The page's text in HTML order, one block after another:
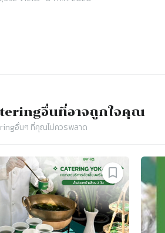
อื่นที่อาจถูกใจคุณ
อื่นๆ ที่คุณไม่ควรพลาด